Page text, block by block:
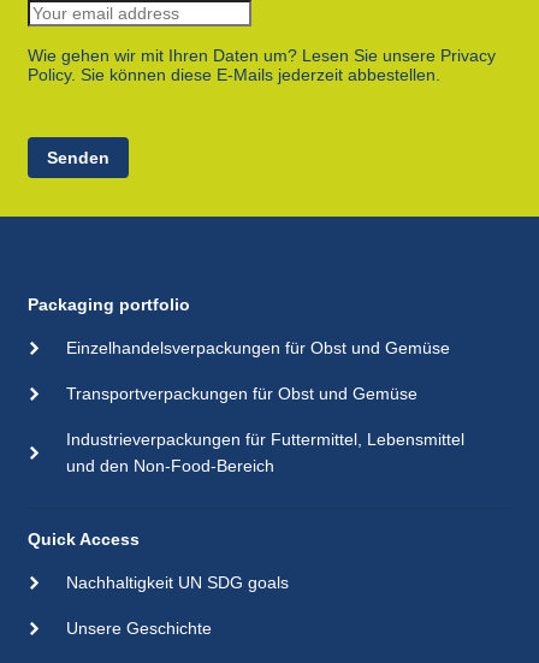
Wie gehen wir mit Ihren Daten um? Lesen Sie unsere Privacy
Policy. Sie können diese E-Mails jederzeit abbestellen.
Senden
Packaging portfolio
Einzelhandelsverpackungen für Obst und Gemüse
Transportverpackungen für Obst und Gemüse
Industrieverpackungen für Futtermittel, Lebensmittel
und den Non-Food-Bereich
Quick Access
Nachhaltigkeit UN SDG goals
Unsere Geschichte